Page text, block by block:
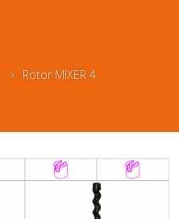
Rotor MIXER 4